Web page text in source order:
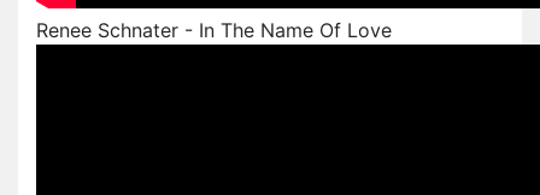
Renee Schnater - In The Name Of Love